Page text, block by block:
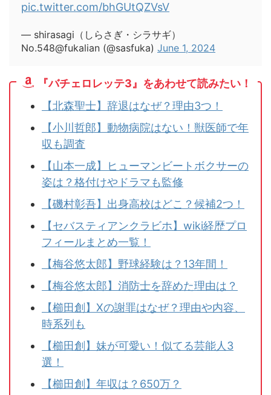
pic.twitter.com/bhGUtQZVsV
— shirasagi（しらさぎ・シラサギ）
No.548@fukalian (@sasfuka) June 1, 2024
『バチェロレッテ3』をあわせて読みたい！
【北森聖士】辞退はなぜ？理由3つ！
【小川哲郎】動物病院はない！獣医師で年
収も調査
【山本一成】ヒューマンビートボクサーの
姿は？格付けやドラマも監修
【磯村彰吾】出身高校はどこ？候補2つ！
【セバスティアンクラビホ】wiki経歴プロ
フィールまとめ一覧！
【梅谷悠太郎】野球経験は？13年間！
【梅谷悠太郎】消防士を辞めた理由は？
【櫛田創】Xの謝罪はなぜ？理由や内容、
時系列も
【櫛田創】妹が可愛い！似てる芸能人3
選！
【櫛田創】年収は？650万？